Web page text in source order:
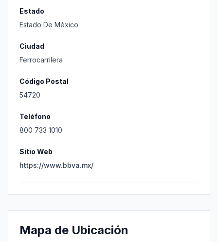
Estado
Estado De México
Ciudad
Ferrocarrilera
Código Postal
54720
Teléfono
800 733 1010
Sitio Web
https://www.bbva.mx/
Mapa de Ubicación